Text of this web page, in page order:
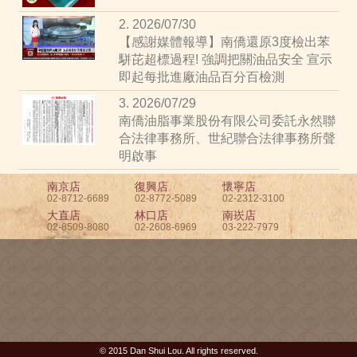
2. 2026/07/30
【感謝媒體報導】南僑還原3度檢出苯
駢芘超標過程! 強調把關油品安全 宣示
即起每批進廠油品百分百檢測
3. 2026/07/29
南僑油脂事業股份有限公司委託永然聯
合法律事務所、世紀聯合法律事務所聲
明啟事
南京店
02-8712-6689
復興店
02-8772-5089
懷寧店
02-2312-3100
大直店
02-8509-8080
林口店
02-2608-6969
南崁店
03-222-7979
© 2015 Dan Shui Lou. All rights reserved.